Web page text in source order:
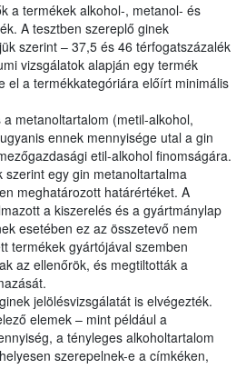
a termékek alkohol-, metanol- és
A tesztben szereplő ginek
szerint – 37,5 és 46 térfogatszázalék
vizsgálatok alapján egy termék
el a termékkategóriára előírt minimális
metanoltartalom (metil-alkohol,
ennek mennyisége utal a gin
etil-alkohol finomságára.
szerint egy gin metanoltartalma
meghatározott határértéket. A
a kiszerelés és a gyártmánylap
esetében ez az összetevő nem
termékek gyártójával szemben
az ellenőrök, és megtiltották a
jelölésvizsgálatát is elvégezték.
elemek – mint például a
a tényleges alkoholtartalom
szerepelnek-e a címkéken,